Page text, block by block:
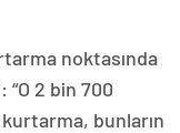
noktasında
2 bin 700
kurtarma, bunların